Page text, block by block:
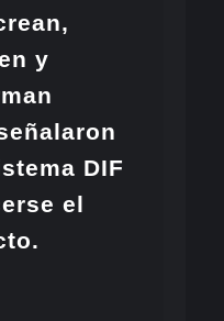
y
DIF
el